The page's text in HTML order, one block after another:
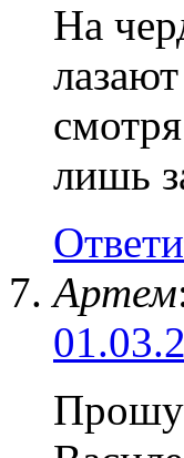
На
лишь
Артем